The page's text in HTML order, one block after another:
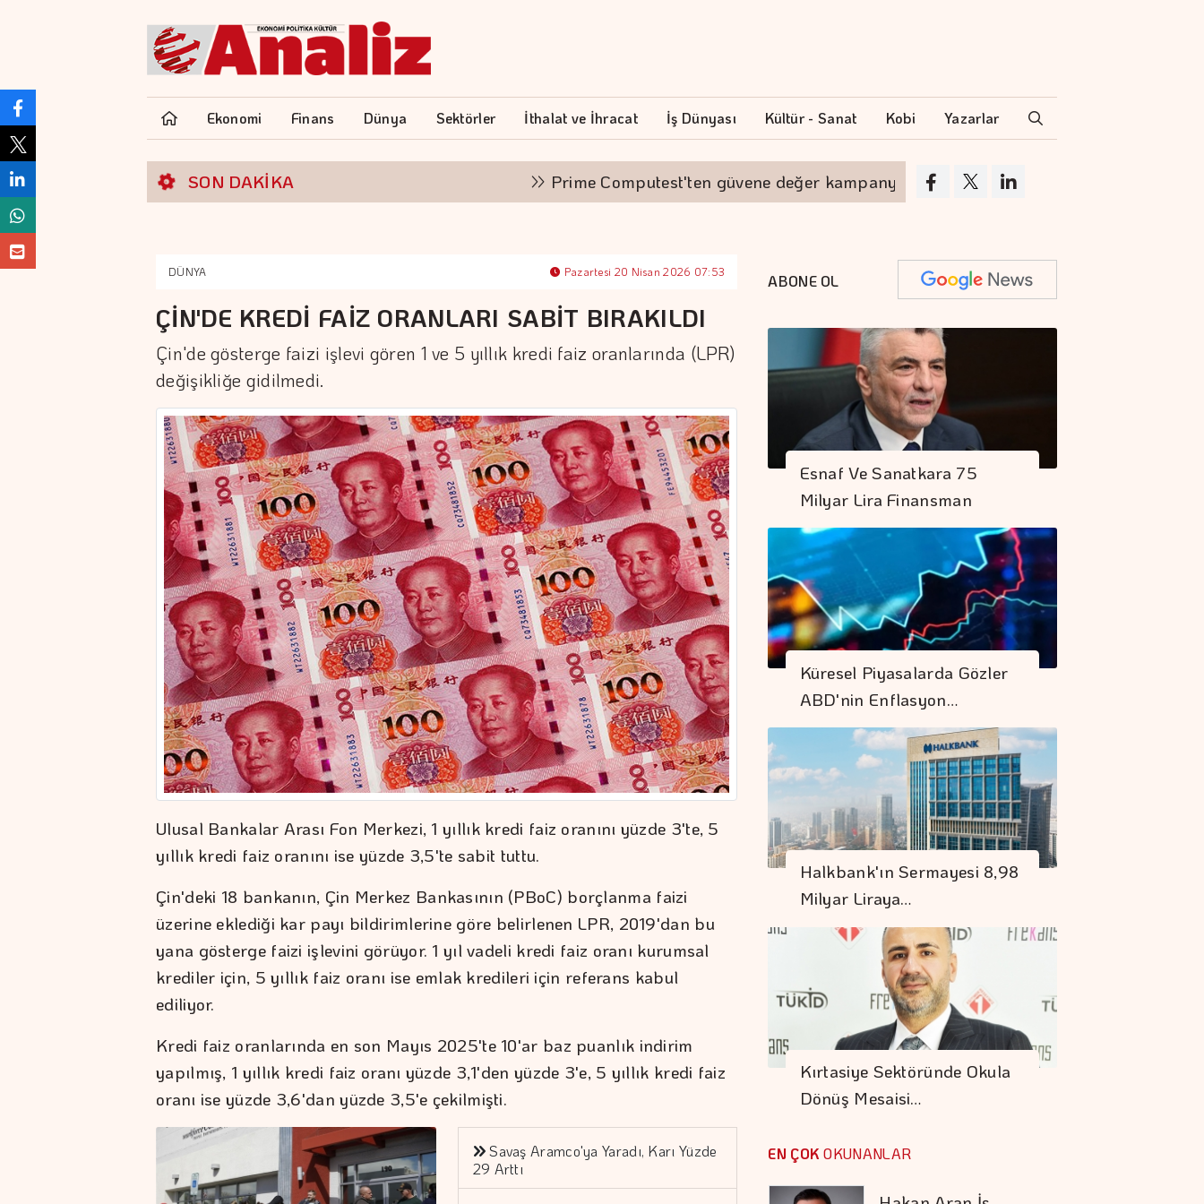
Ekonomi Finans Dünya Sektörler İthalat ve İhracat İş Dünyası Kültür - Sanat Kobi Yazarlar
SON DAKİKA Prime Computest'ten güvene değer kampanya Akyurt'tan saha değişikliği
DÜNYA Pazartesi 20 Nisan 2026 07:53
ÇİN'DE KREDİ FAİZ ORANLARI SABİT BIRAKILDI
Çin'de gösterge faizi işlevi gören 1 ve 5 yıllık kredi faiz oranlarında (LPR)
değişikliğe gidilmedi.
Ulusal Bankalar Arası Fon Merkezi, 1 yıllık kredi faiz oranını yüzde 3'te, 5
yıllık kredi faiz oranını ise yüzde 3,5'te sabit tuttu.
Çin'deki 18 bankanın, Çin Merkez Bankasının (PBoC) borçlanma faizi
üzerine eklediği kar payı bildirimlerine göre belirlenen LPR, 2019'dan bu
yana gösterge faizi işlevini görüyor. 1 yıl vadeli kredi faiz oranı kurumsal
krediler için, 5 yıllık faiz oranı ise emlak kredileri için referans kabul
ediliyor.
Kredi faiz oranlarında en son Mayıs 2025'te 10'ar baz puanlık indirim
yapılmış, 1 yıllık kredi faiz oranı yüzde 3,1'den yüzde 3'e, 5 yıllık kredi faiz
oranı ise yüzde 3,6'dan yüzde 3,5'e çekilmişti.
Savaş Aramco'ya Yaradı, Karı Yüzde
29 Arttı
ABONE OL
Esnaf Ve Sanatkara 75
Milyar Lira Finansman
Küresel Piyasalarda Gözler
ABD'nin Enflasyon…
Halkbank'ın Sermayesi 8,98
Milyar Liraya…
Kırtasiye Sektöründe Okula
Dönüş Mesaisi…
EN ÇOK OKUNANLAR
Togg'un Servis Ağı
Hızla Büyüyor
Depoların Geleceği
Artık Robotlarla
şekilleniyor
Hakan Aran İş
Bankası Genel
Müdürlüğü'nden
Ayrılıyor
VakıfBank'ın Aktif
Artışla 5,8 Trilyon
TL'yi Aştı